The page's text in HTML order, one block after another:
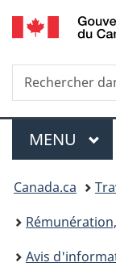
Rechercher
dans
Menu
MENU
Vous
êtes
ici :
Canada.ca
Avis